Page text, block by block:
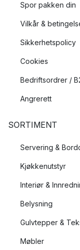
Spor pakken din
Vilkår &
Sikkerhetspolicy
Cookies
Bedriftsordrer /
Angrerett
SORTIMENT
Servering &
Kjøkkenutstyr
Interiør &
Belysning
Gulvtepper &
Møbler